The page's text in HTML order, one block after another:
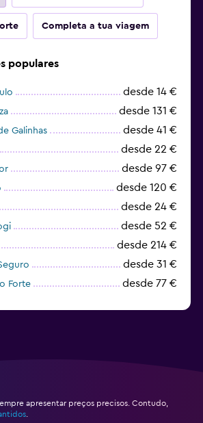
Completa a tua viagem
populares
desde 14 €
desde 131 €
Galinhas desde 41 €
desde 22 €
desde 97 €
desde 120 €
desde 24 €
desde 52 €
desde 214 €
desde 31 €
Forte desde 77 €
apresentar preços precisos. Contudo,